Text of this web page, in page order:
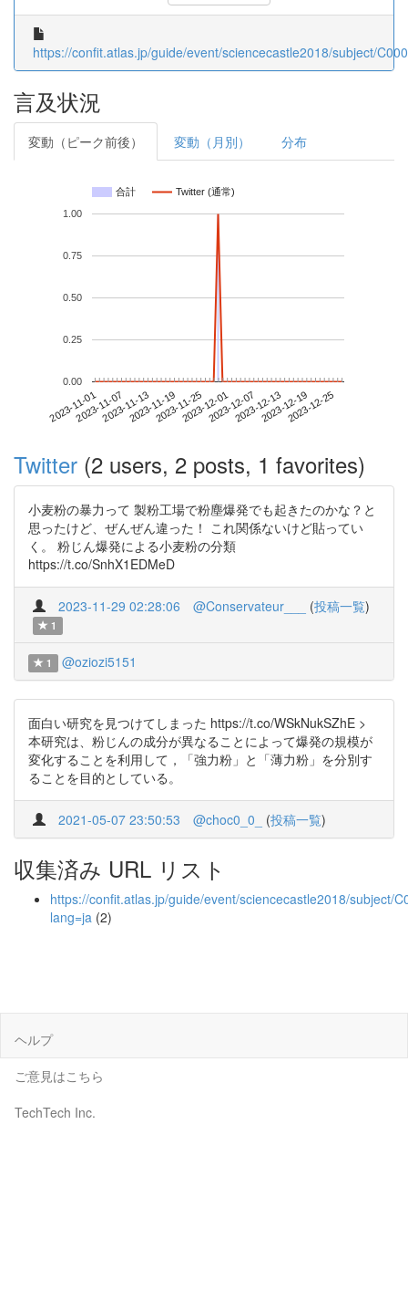
https://confit.atlas.jp/guide/event/sciencecastle2018/subject/
言及状況
変動（ピーク前後） 変動（月別） 分布
合計 Twitter (通常)
2023-11-012023-11-072023-11-132023-11-192023-11-252023-12-012023-12-072023-12-132023-12-192023-12-25
0.00
0.25
0.50
0.75
1.00
Twitter (2 users, 2 posts, 1 favorites)
小麦粉の暴力って 製粉工場で粉塵爆発でも起きたのかな？と
思ったけど、ぜんぜん違った！ これ関係ないけど貼ってい
く。 粉じん爆発による小麦粉の分類
https://t.co/SnhX1EDMeD
2023-11-29 02:28:06 @Conservateur___ (投稿一覧)
1
1 @oziozi5151
面白い研究を見つけてしまった https://t.co/WSkNukSZhE >
本研究は、粉じんの成分が異なることによって爆発の規模が
変化することを利用して，「強力粉」と「薄力粉」を分別す
ることを目的としている。
2021-05-07 23:50:53 @choc0_0_ (投稿一覧)
収集済み URL リスト
https://confit.atlas.jp/guide/event/sciencecastle2018/subject/
lang=ja (2)
ヘルプ
ご意見はこちら
TechTech Inc.